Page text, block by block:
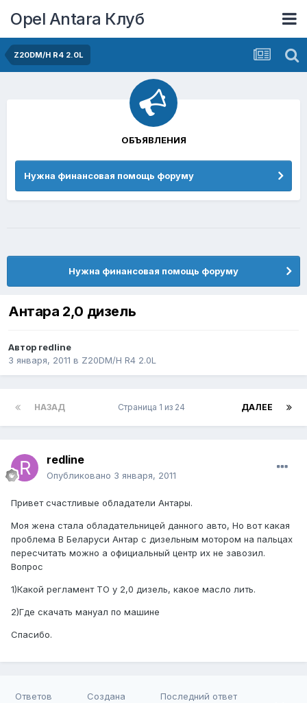
Opel Antara Клуб
Z20DM/H R4 2.0L
Нужна финансовая помощь форуму
Антара 2,0 дизель
Автор redline
3 января, 2011 в Z20DM/H R4 2.0L
НАЗАД ДАЛЕЕ
Страница 1 из 24
redline
Опубликовано 3 января, 2011
Привет счастливые обладатели Антары.
Моя жена стала обладательницей данного авто, Но вот какая
проблема В Беларуси Антар с дизельным мотором на пальцах
пересчитать можно а официальный центр их не завозил.
Вопрос
1)Какой регламент ТО у 2,0 дизель, какое масло лить.
2)Где скачать мануал по машине
Спасибо.
Ответов Создана Последний ответ
ОБЪЯВЛЕНИЯ
Нужна финансовая помощь форуму